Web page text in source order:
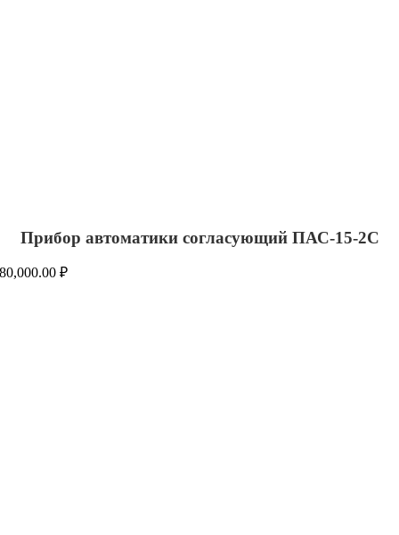
Прибор автоматики согласующий ПАС-15-2С
80,000.00₽